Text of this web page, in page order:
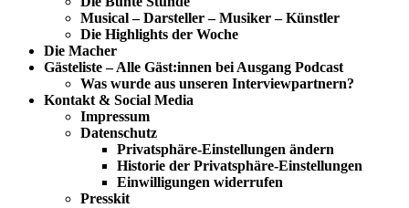
Musical – Darsteller – Musiker – Künstler
Die Highlights der Woche
Die Macher
Gästeliste – Alle Gäst:innen bei Ausgang Podcast
Was wurde aus unseren Interviewpartnern?
Kontakt & Social Media
Impressum
Datenschutz
Privatsphäre-Einstellungen ändern
Historie der Privatsphäre-Einstellungen
Einwilligungen widerrufen
Presskit